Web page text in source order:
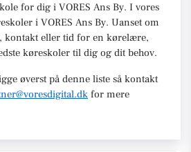
for dig i VORES Ans By. I vores
i VORES Ans By. Uanset om
kontakt eller tid for en kørelære,
køreskoler til dig og dit behov.
øverst på denne liste så kontakt
for mere